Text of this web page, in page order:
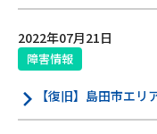
安全・安心マーク
安全・安心ガイド
放送番組審議会議事
2022年07月21日
障害情報
【復旧】島田市エ